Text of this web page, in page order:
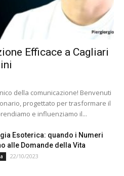
Efficace a Cagliari
della comunicazione! Benvenuti
progettato per trasformare il
e influenziamo il...
Esoterica: quando i Numeri
alle Domande della Vita
22/10/2023